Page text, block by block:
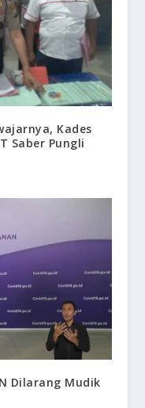
Kades
Saber Pungli
Dilarang Mudik